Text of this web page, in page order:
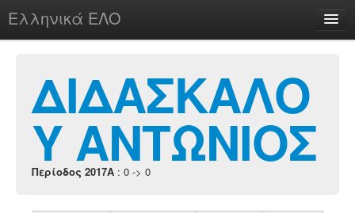
Ελληνικά ΕΛΟ
chesstu.be @ discord
ΔΙΔΑΣΚΑΛΟ
Υ ΑΝΤΩΝΙΟΣ
Περίοδος 2017A : 0 -> 0